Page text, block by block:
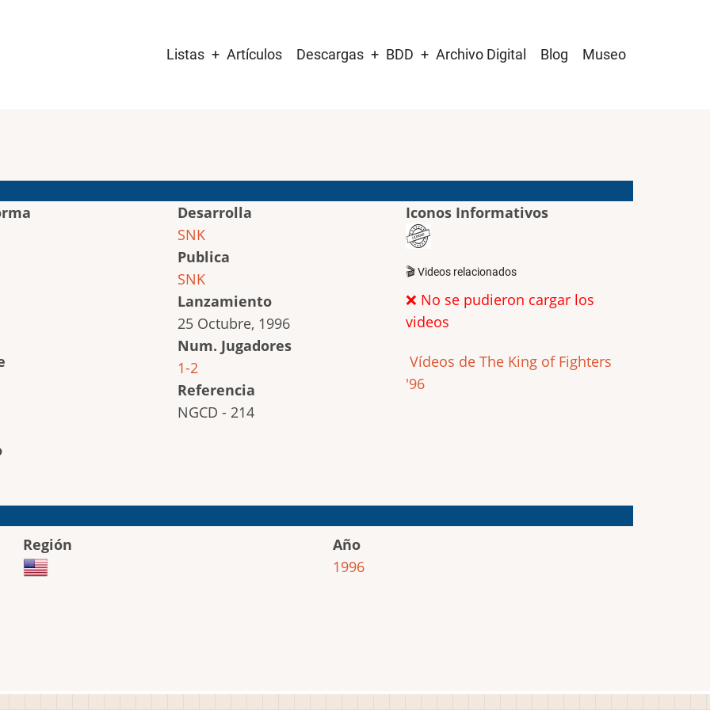
navigation
Listas Artículos Descargas BDD Archivo Digital Blog Museo
Desarrolla
SNK
Publica
SNK
Lanzamiento
25 Octubre, 1996
Num. Jugadores
1-2
Referencia
NGCD - 214
Iconos Informativos
🎬 Videos relacionados
❌ No se pudieron cargar los
videos
Vídeos de The King of Fighters
'96
Región
Año
1996